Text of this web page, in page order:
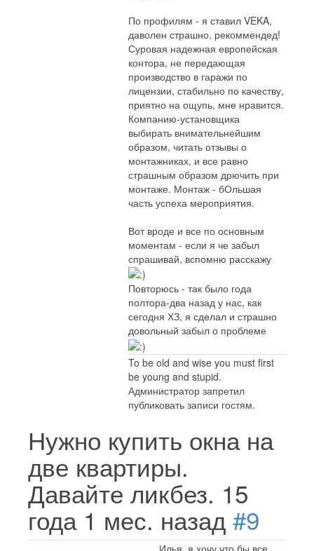
По профилям - я ставил VEKA,
даволен страшно, рекоммендед!
Суровая надежная европейская
контора, не передающая
производство в гаражи по
лицензии, стабильно по качеству,
приятно на ощупь, мне нравится.
Компанию-установщика
выбирать внимательнейшим
образом, читать отзывы о
монтажниках, и все равно
страшным образом дрючить при
монтаже. Монтаж - бОльшая
часть успеха мероприятия.
Вот вроде и все по основным
моментам - если я че забыл
спрашивай, вспомню расскажу
Повторюсь - так было года
полтора-два назад у нас, как
сегодня ХЗ, я сделал и страшно
довольный забыл о проблеме
To be old and wise you must first
be young and stupid.
Администратор запретил
публиковать записи гостям.
Нужно купить окна на
две квартиры.
Давайте ликбез. 15
года 1 мес. назад #9
Илья, я хочу что бы все